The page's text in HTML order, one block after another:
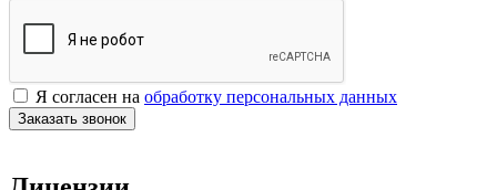
Я согласен на обработку персональных данных
Заказать звонок